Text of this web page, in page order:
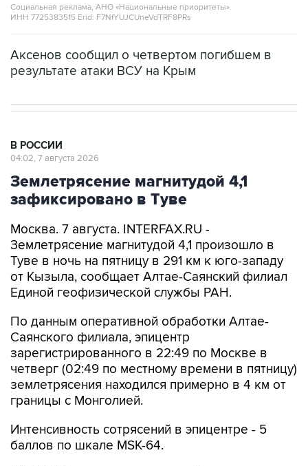
Социальная реклама, АНО «Национальные приоритеты».
ИНН 7725383515 Erid: F7NfYUJCUneVdTRF8PRs
Аксенов сообщил о четвертом погибшем в
результате атаки ВСУ на Крым
В РОССИИ
04:02, 7 августа 2026
Землетрясение магнитудой 4,1
зафиксировано в Туве
Москва. 7 августа. INTERFAX.RU -
Землетрясение магнитудой 4,1 произошло в
Туве в ночь на пятницу в 291 км к юго-западу
от Кызыла, сообщает Алтае-Саянский филиал
Единой геофизической службы РАН.
По данным оперативной обработки Алтае-
Саянского филиала, эпицентр
зарегистрированного в 22:49 по Москве в
четверг (02:49 по местному времени в пятницу)
землетрясения находился примерно в 4 км от
границы с Монголией.
Интенсивность сотрясений в эпицентре - 5
баллов по шкале MSK-64.